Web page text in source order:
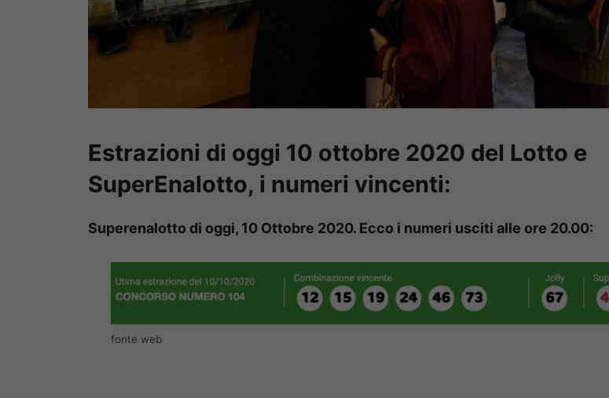
Estrazioni di oggi 10 ottobre 2020 del Lotto e
SuperEnalotto, i numeri vincenti:
Superenalotto di oggi, 10 Ottobre 2020. Ecco i numeri usciti alle ore 20.00:
fonte web